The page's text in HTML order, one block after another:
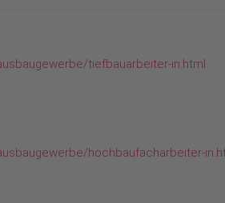
tiefbauarbeiter-in.html
hochbaufacharbeiter-